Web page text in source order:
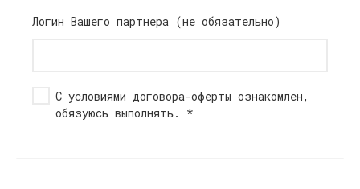
Логин Вашего партнера (не обязательно)
С условиями договора-оферты ознакомлен,
обязуюсь выполнять. *